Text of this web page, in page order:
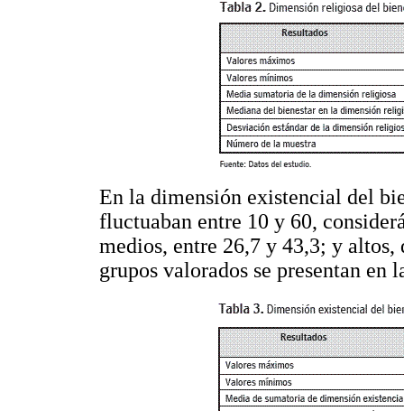
En la dimensión existencial del
fluctuaban entre 10 y 60,
medios, entre 26,7 y 43,3; y
grupos valorados se presentan en